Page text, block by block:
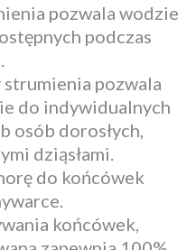
pozwala wodzie
podczas
strumienia pozwala
do indywidualnych
osób dorosłych,
dziąsłami.
do końcówek
końcówek,